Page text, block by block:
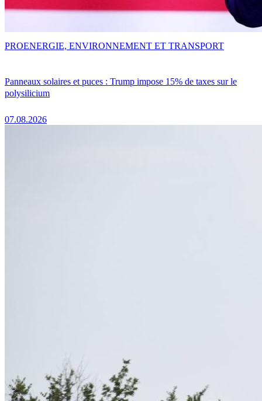
Panneaux solaires et puces : Trump impose 15% de taxes sur le
polysilicium
07.08.2026
PROENERGIE, ENVIRONNEMENT ET TRANSPORT